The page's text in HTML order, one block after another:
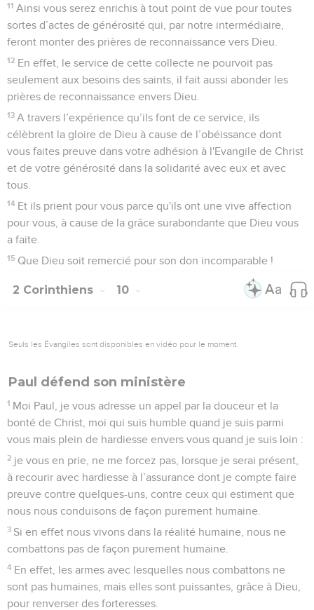
11 Ainsi vous serez enrichis à tout point de vue pour toutes
sortes d’actes de générosité qui, par notre intermédiaire,
feront monter des prières de reconnaissance vers Dieu.
12 En effet, le service de cette collecte ne pourvoit pas
seulement aux besoins des saints, il fait aussi abonder les
prières de reconnaissance envers Dieu.
13 A travers l’expérience qu’ils font de ce service, ils
célèbrent la gloire de Dieu à cause de l’obéissance dont
vous faites preuve dans votre adhésion à l'Evangile de Christ
et de votre générosité dans la solidarité avec eux et avec
tous.
14 Et ils prient pour vous parce qu'ils ont une vive affection
pour vous, à cause de la grâce surabondante que Dieu vous
a faite.
15 Que Dieu soit remercié pour son don incomparable !
2 Corinthiens 10
Seuls les Évangiles sont disponibles en vidéo pour le moment.
Paul défend son ministère
1 Moi Paul, je vous adresse un appel par la douceur et la
bonté de Christ, moi qui suis humble quand je suis parmi
vous mais plein de hardiesse envers vous quand je suis loin :
2 je vous en prie, ne me forcez pas, lorsque je serai présent,
à recourir avec hardiesse à l’assurance dont je compte faire
preuve contre quelques-uns, contre ceux qui estiment que
nous nous conduisons de façon purement humaine.
3 Si en effet nous vivons dans la réalité humaine, nous ne
combattons pas de façon purement humaine.
4 En effet, les armes avec lesquelles nous combattons ne
sont pas humaines, mais elles sont puissantes, grâce à Dieu,
pour renverser des forteresses.